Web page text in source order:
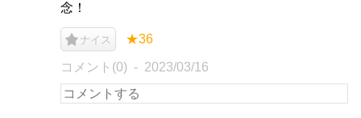
念！
ナイス ★36
コメント(0) 2023/03/16